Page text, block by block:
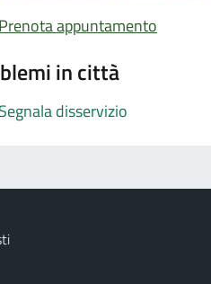
Prenota appuntamento
in città
Segnala disservizio